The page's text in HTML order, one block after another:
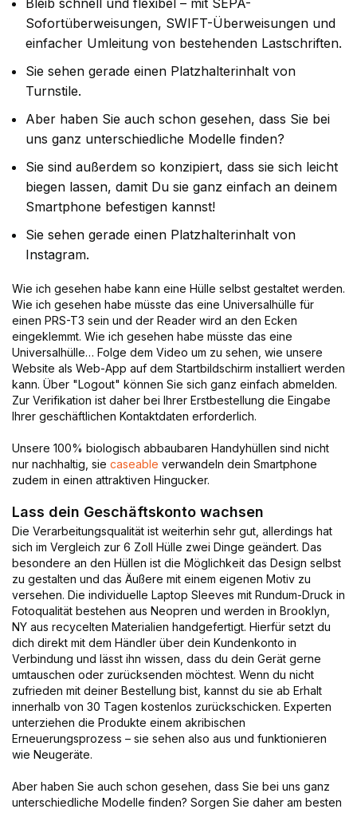
Bleib schnell und flexibel – mit SEPA-
Sofortüberweisungen, SWIFT-Überweisungen und
einfacher Umleitung von bestehenden Lastschriften.
Sie sehen gerade einen Platzhalterinhalt von
Turnstile.
Aber haben Sie auch schon gesehen, dass Sie bei
uns ganz unterschiedliche Modelle finden?
Sie sind außerdem so konzipiert, dass sie sich leicht
biegen lassen, damit Du sie ganz einfach an deinem
Smartphone befestigen kannst!
Sie sehen gerade einen Platzhalterinhalt von
Instagram.
Wie ich gesehen habe kann eine Hülle selbst gestaltet werden.
Wie ich gesehen habe müsste das eine Universalhülle für
einen PRS-T3 sein und der Reader wird an den Ecken
eingeklemmt. Wie ich gesehen habe müsste das eine
Universalhülle… Folge dem Video um zu sehen, wie unsere
Website als Web-App auf dem Startbildschirm installiert werden
kann. Über "Logout" können Sie sich ganz einfach abmelden.
Zur Verifikation ist daher bei Ihrer Erstbestellung die Eingabe
Ihrer geschäftlichen Kontaktdaten erforderlich.
Unsere 100% biologisch abbaubaren Handyhüllen sind nicht
nur nachhaltig, sie caseable verwandeln dein Smartphone
zudem in einen attraktiven Hingucker.
Lass dein Geschäftskonto wachsen
Die Verarbeitungsqualität ist weiterhin sehr gut, allerdings hat
sich im Vergleich zur 6 Zoll Hülle zwei Dinge geändert. Das
besondere an den Hüllen ist die Möglichkeit das Design selbst
zu gestalten und das Äußere mit einem eigenen Motiv zu
versehen. Die individuelle Laptop Sleeves mit Rundum-Druck in
Fotoqualität bestehen aus Neopren und werden in Brooklyn,
NY aus recycelten Materialien handgefertigt. Hierfür setzt du
dich direkt mit dem Händler über dein Kundenkonto in
Verbindung und lässt ihn wissen, dass du dein Gerät gerne
umtauschen oder zurücksenden möchtest. Wenn du nicht
zufrieden mit deiner Bestellung bist, kannst du sie ab Erhalt
innerhalb von 30 Tagen kostenlos zurückschicken. Experten
unterziehen die Produkte einem akribischen
Erneuerungsprozess – sie sehen also aus und funktionieren
wie Neugeräte.
Aber haben Sie auch schon gesehen, dass Sie bei uns ganz
unterschiedliche Modelle finden? Sorgen Sie daher am besten